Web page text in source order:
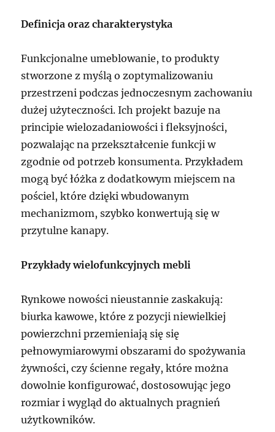
Definicja oraz charakterystyka
Funkcjonalne umeblowanie, to produkty
stworzone z myślą o zoptymalizowaniu
przestrzeni podczas jednoczesnym zachowaniu
dużej użyteczności. Ich projekt bazuje na
principie wielozadaniowości i fleksyjności,
pozwalając na przekształcenie funkcji w
zgodnie od potrzeb konsumenta. Przykładem
mogą być łóżka z dodatkowym miejscem na
pościel, które dzięki wbudowanym
mechanizmom, szybko konwertują się w
przytulne kanapy.
Przykłady wielofunkcyjnych mebli
Rynkowe nowości nieustannie zaskakują:
biurka kawowe, które z pozycji niewielkiej
powierzchni przemieniają się się
pełnowymiarowymi obszarami do spożywania
żywności, czy ścienne regały, które można
dowolnie konfigurować, dostosowując jego
rozmiar i wygląd do aktualnych pragnień
użytkowników.